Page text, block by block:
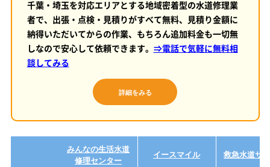
千葉・埼玉を対応エリアとする地域密着型の水道修理業
者で、出張・点検・見積りがすべて無料、見積り金額に
納得いただいてからの作業、もちろん追加料金も一切無
しなので安心して依頼できます。 ⇒電話で気軽に無料相
談してみる
詳細をみる
みんなの生活水道
修理センター
イースマイル 救急水道サ